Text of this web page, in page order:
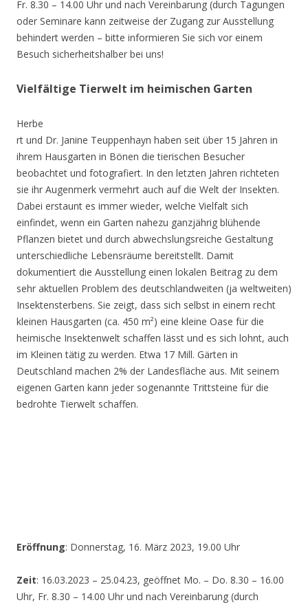
Fr. 8.30 – 14.00 Uhr und nach Vereinbarung (durch Tagungen
oder Seminare kann zeitweise der Zugang zur Ausstellung
behindert werden – bitte informieren Sie sich vor einem
Besuch sicherheitshalber bei uns!
Vielfältige Tierwelt im heimischen Garten
Herbe
rt und Dr. Janine Teuppenhayn haben seit über 15 Jahren in
ihrem Hausgarten in Bönen die tierischen Besucher
beobachtet und fotografiert. In den letzten Jahren richteten
sie ihr Augenmerk vermehrt auch auf die Welt der Insekten.
Dabei erstaunt es immer wieder, welche Vielfalt sich
einfindet, wenn ein Garten nahezu ganzjährig blühende
Pflanzen bietet und durch abwechslungsreiche Gestaltung
unterschiedliche Lebensräume bereitstellt. Damit
dokumentiert die Ausstellung einen lokalen Beitrag zu dem
sehr aktuellen Problem des deutschlandweiten (ja weltweiten)
Insektensterbens. Sie zeigt, dass sich selbst in einem recht
kleinen Hausgarten (ca. 450 m²) eine kleine Oase für die
heimische Insektenwelt schaffen lässt und es sich lohnt, auch
im Kleinen tätig zu werden. Etwa 17 Mill. Gärten in
Deutschland machen 2% der Landesfläche aus. Mit seinem
eigenen Garten kann jeder sogenannte Trittsteine für die
bedrohte Tierwelt schaffen.
Eröffnung: Donnerstag, 16. März 2023, 19.00 Uhr
Zeit: 16.03.2023 – 25.04.23, geöffnet Mo. – Do. 8.30 – 16.00
Uhr, Fr. 8.30 – 14.00 Uhr und nach Vereinbarung (durch